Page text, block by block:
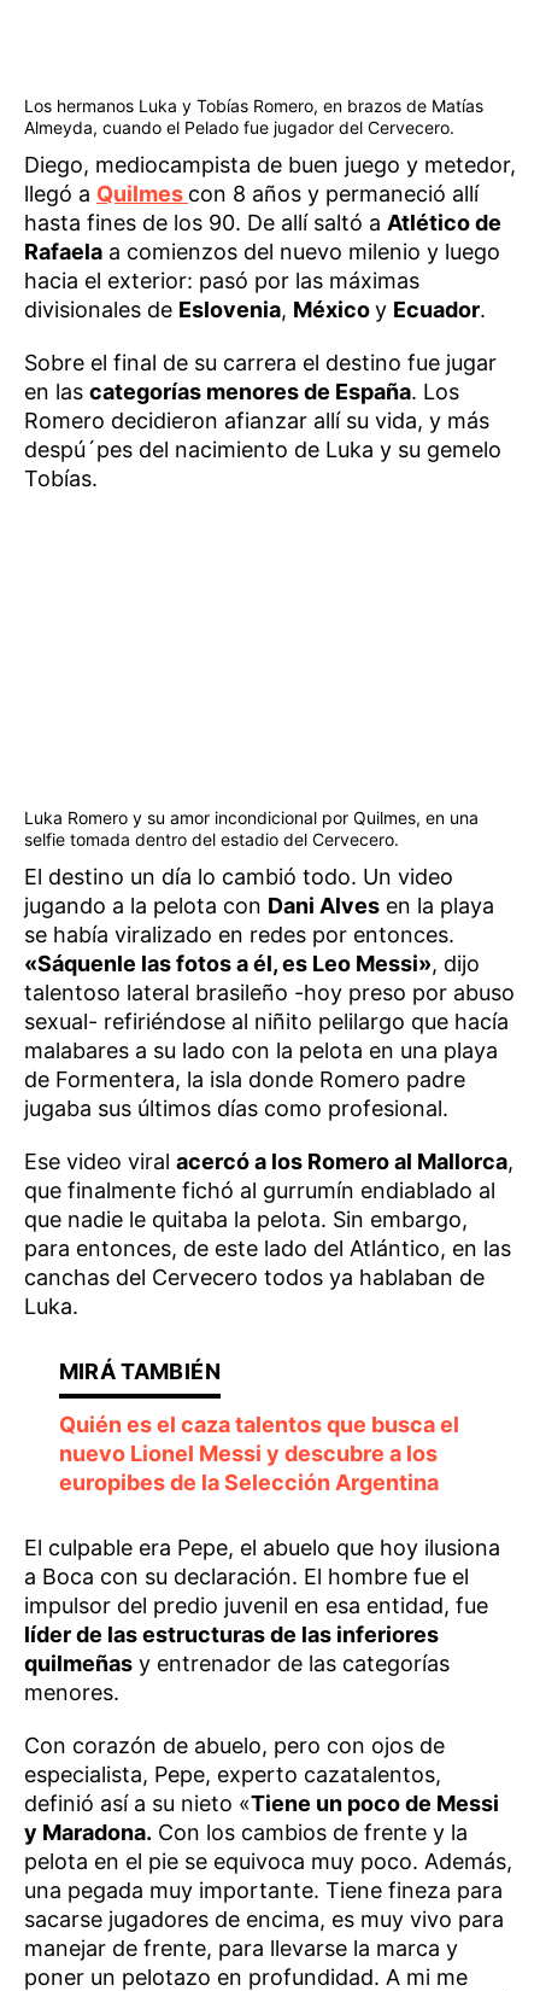
Los hermanos Luka y Tobías Romero, en brazos de Matías
Almeyda, cuando el Pelado fue jugador del Cervecero.
Diego, mediocampista de buen juego y metedor,
llegó a Quilmes con 8 años y permaneció allí
hasta fines de los 90. De allí saltó a Atlético de
Rafaela a comienzos del nuevo milenio y luego
hacia el exterior: pasó por las máximas
divisionales de Eslovenia, Méxicoy Ecuador.
Sobre el final de su carrera el destino fue jugar
en las categorías menores de España. Los
Romero decidieron afianzar allí su vida, y más
despú´pes del nacimiento de Luka y su gemelo
Tobías.
Luka Romero y su amor incondicional por Quilmes, en una
selfie tomada dentro del estadio del Cervecero.
El destino un día lo cambió todo. Un video
jugando a la pelota con Dani Alves en la playa
se había viralizado en redes por entonces.
«Sáquenle las fotos a él, es Leo Messi», dijo
talentoso lateral brasileño -hoy preso por abuso
sexual- refiriéndose al niñito pelilargo que hacía
malabares a su lado con la pelota en una playa
de Formentera, la isla donde Romero padre
jugaba sus últimos días como profesional.
Ese video viral acercó a los Romero al Mallorca,
que finalmente fichó al gurrumín endiablado al
que nadie le quitaba la pelota. Sin embargo,
para entonces, de este lado del Atlántico, en las
canchas del Cervecero todos ya hablaban de
Luka.
Quién es el caza talentos que busca el
nuevo Lionel Messi y descubre a los
europibes de la Selección Argentina
El culpable era Pepe, el abuelo que hoy ilusiona
a Boca con su declaración. El hombre fue el
impulsor del predio juvenil en esa entidad, fue
líder de las estructuras de las inferiores
quilmeñas y entrenador de las categorías
menores.
Con corazón de abuelo, pero con ojos de
especialista, Pepe, experto cazatalentos,
definió así a su nieto «Tiene un poco de Messi
y Maradona. Con los cambios de frente y la
pelota en el pie se equivoca muy poco. Además,
una pegada muy importante. Tiene fineza para
sacarse jugadores de encima, es muy vivo para
manejar de frente, para llevarse la marca y
poner un pelotazo en profundidad. A mi me